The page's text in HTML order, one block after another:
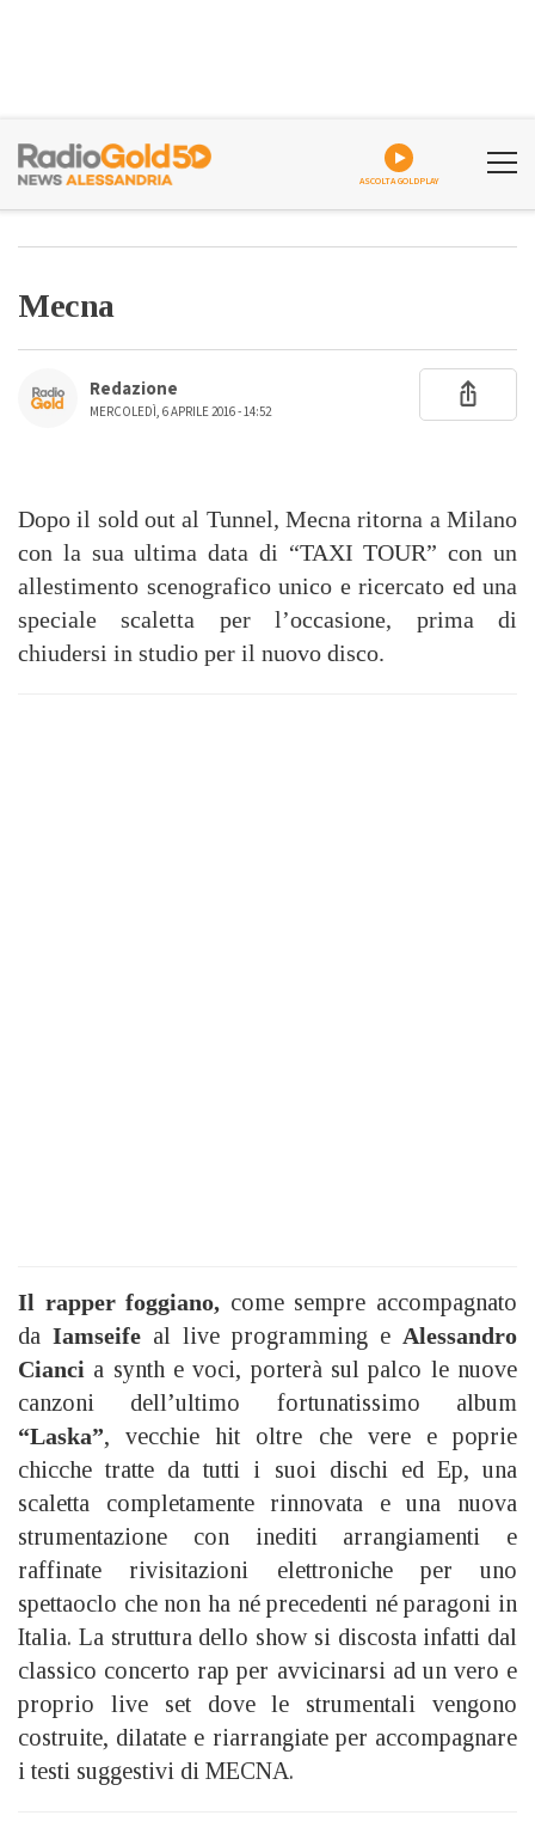
ASCOLTA GOLDPLAY
Mecna
Redazione
MERCOLEDÌ, 6 APRILE 2016 - 14:52
Dopo il sold out al Tunnel, Mecna ritorna a Milano
con la sua ultima data di “TAXI TOUR” con un
allestimento scenografico unico e ricercato ed una
speciale scaletta per l’occasione, prima di
chiudersi in studio per il nuovo disco.
Il rapper foggiano, come sempre accompagnato
da Iamseife al live programming e Alessandro
Cianci a synth e voci, porterà sul palco le nuove
canzoni dell’ultimo fortunatissimo album
“Laska”, vecchie hit oltre che vere e poprie
chicche tratte da tutti i suoi dischi ed Ep, una
scaletta completamente rinnovata e una nuova
strumentazione con inediti arrangiamenti e
raffinate rivisitazioni elettroniche per uno
spettaoclo che non ha né precedenti né paragoni in
Italia. La struttura dello show si discosta infatti dal
classico concerto rap per avvicinarsi ad un vero e
proprio live set dove le strumentali vengono
costruite, dilatate e riarrangiate per accompagnare
i testi suggestivi di MECNA.